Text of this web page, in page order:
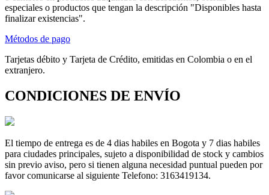
especiales o productos que tengan la descripción "Disponibles hasta
finalizar existencias".
Métodos de pago
Tarjetas débito y Tarjeta de Crédito, emitidas en Colombia o en el
extranjero.
CONDICIONES DE ENVÍO
El tiempo de entrega es de 4 dias habiles en Bogota y 7 dias habiles
para ciudades principales, sujeto a disponibilidad de stock y cambios
sin previo aviso, pero si tienen alguna necesidad puntual pueden por
favor comunicarse al siguiente Telefono: 3163419134.